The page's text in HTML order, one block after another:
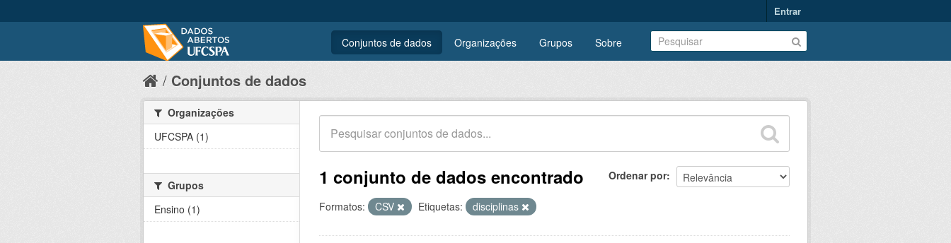
Entrar
Conjuntos de dados Organizações Grupos Sobre
Conjuntos de dados
Ordenar por
1 conjunto de dados encontrado
Formatos: CSV Etiquetas: disciplinas
Organizações
UFCSPA (1)
Grupos
Ensino (1)